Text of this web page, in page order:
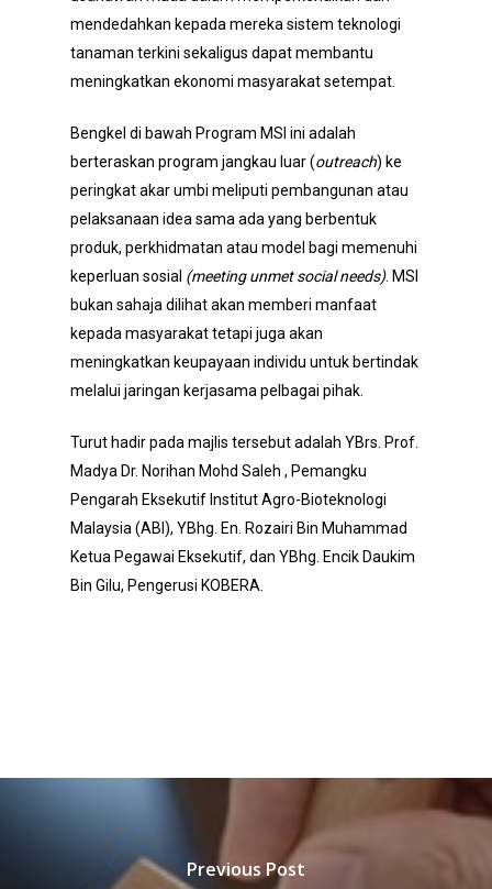
mendedahkan kepada mereka sistem teknologi
tanaman terkini sekaligus dapat membantu
meningkatkan ekonomi masyarakat setempat.
Bengkel di bawah Program MSI ini adalah
berteraskan program jangkau luar (outreach) ke
peringkat akar umbi meliputi pembangunan atau
pelaksanaan idea sama ada yang berbentuk
produk, perkhidmatan atau model bagi memenuhi
keperluan sosial (meeting unmet social needs). MSI
bukan sahaja dilihat akan memberi manfaat
kepada masyarakat tetapi juga akan
meningkatkan keupayaan individu untuk bertindak
melalui jaringan kerjasama pelbagai pihak.
Turut hadir pada majlis tersebut adalah YBrs. Prof.
Madya Dr. Norihan Mohd Saleh , Pemangku
Pengarah Eksekutif Institut Agro-Bioteknologi
Malaysia (ABI), YBhg. En. Rozairi Bin Muhammad
Ketua Pegawai Eksekutif, dan YBhg. Encik Daukim
Bin Gilu, Pengerusi KOBERA.
Previous Post